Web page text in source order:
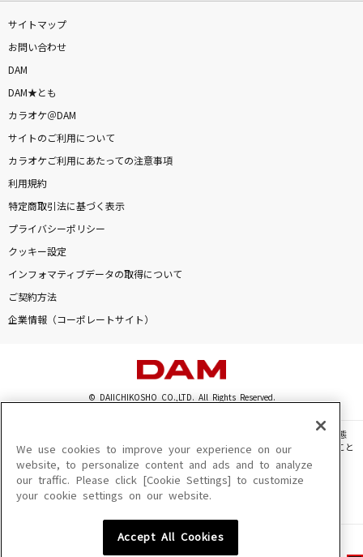
サイトマップ
お問い合わせ
DAM
DAM★とも
カラオケ＠DAM
サイトのご利用について
カラオケご利用にあたっての注意事項
利用規約
特定商取引法に基づく表示
プライバシーポリシー
クッキー設定
インフォマティブデータの取得について
ご契約方法
企業情報（コーポレートサイト）
© DAIICHIKOSHO CO.,LTD. All Rights Reserved.
このサイトに掲載されている一切の文章・画像・写真・動画・音声等を、手段や形態
を問わず、著作権法の定める範囲を超えて無断で複製、転載、ファイル化などすること
を禁じます。
楽曲及びコンテンツは、機種によりご利用いただけない場合があります。
楽曲及びコンテンツの配信日、配信内容が変更になる場合があります。
We use cookies to improve your experience on our
website, to personalize content and ads and to analyze
our traffic. Please click [Cookie Settings] to customize
your cookie settings on our website.
Accept All Cookies